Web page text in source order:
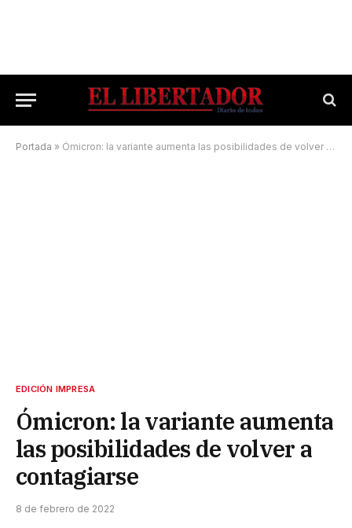
Portada » Ómicron: la variante aumenta las posibilidades de volver a contagiarse
EDICIÓN IMPRESA
Ómicron: la variante aumenta
las posibilidades de volver a
contagiarse
8 de febrero de 2022